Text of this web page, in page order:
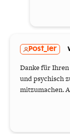
Post_ler
Danke für
und psychisch
mitzumachen.